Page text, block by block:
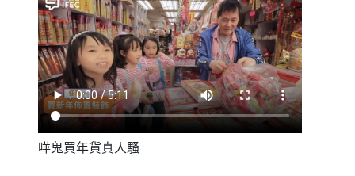
嘩鬼買年貨真人騷